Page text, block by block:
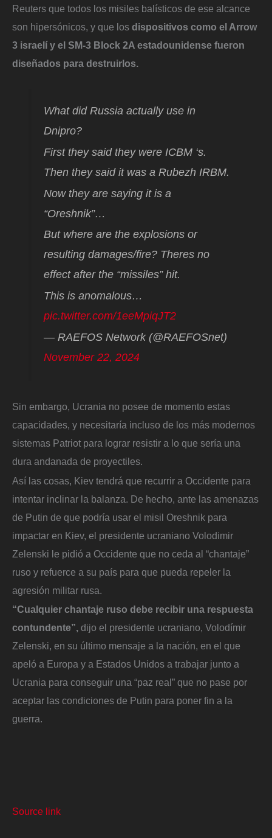
Reuters que todos los misiles balísticos de ese alcance
son hipersónicos, y que los dispositivos como el Arrow
3 israelí y el SM-3 Block 2A estadounidense fueron
diseñados para destruirlos.
What did Russia actually use in
Dnipro?
First they said they were ICBM ‘s.
Then they said it was a Rubezh IRBM.
Now they are saying it is a
“Oreshnik”…
But where are the explosions or
resulting damages/fire? Theres no
effect after the “missiles” hit.
This is anomalous…
pic.twitter.com/1eeMpiqJT2
— RAEFOS Network (@RAEFOSnet)
November 22, 2024
Sin embargo, Ucrania no posee de momento estas
capacidades, y necesitaría incluso de los más modernos
sistemas Patriot para lograr resistir a lo que sería una
dura andanada de proyectiles.
Así las cosas, Kiev tendrá que recurrir a Occidente para
intentar inclinar la balanza. De hecho, ante las amenazas
de Putin de que podría usar el misil Oreshnik para
impactar en Kiev, el presidente ucraniano Volodimir
Zelenski le pidió a Occidente que no ceda al “chantaje”
ruso y refuerce a su país para que pueda repeler la
agresión militar rusa.
“Cualquier chantaje ruso debe recibir una respuesta
contundente”, dijo el presidente ucraniano, Volodímir
Zelenski, en su último mensaje a la nación, en el que
apeló a Europa y a Estados Unidos a trabajar junto a
Ucrania para conseguir una “paz real” que no pase por
aceptar las condiciones de Putin para poner fin a la
guerra.
Source link